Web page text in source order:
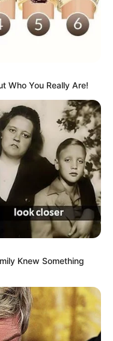
Who You Really Are!
Knew Something